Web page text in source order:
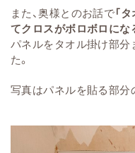
また、奥様とのお話で「
てクロスがボロボロにな
パネルをタオル掛け部
た。
写真はパネルを貼る部分